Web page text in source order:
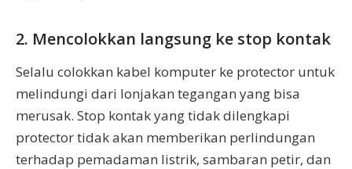
2. Mencolokkan langsung ke stop kontak
Selalu colokkan kabel komputer ke protector untuk
melindungi dari lonjakan tegangan yang bisa
merusak. Stop kontak yang tidak dilengkapi
protector tidak akan memberikan perlindungan
terhadap pemadaman listrik, sambaran petir, dan